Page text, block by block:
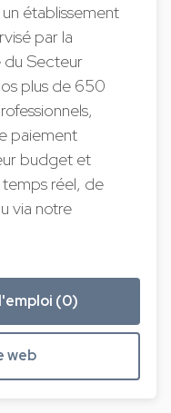
établissement
par la
du Secteur
plus de 650
paiement
budget et
réel, de
via notre
(0)
web